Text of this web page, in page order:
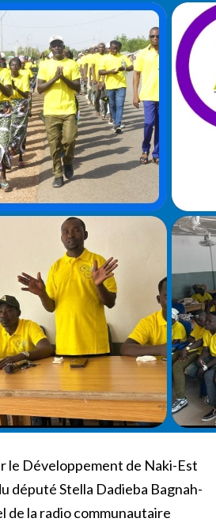
le Développement de Naki-Est
député Stella Dadieba Bagnah-
de la radio communautaire